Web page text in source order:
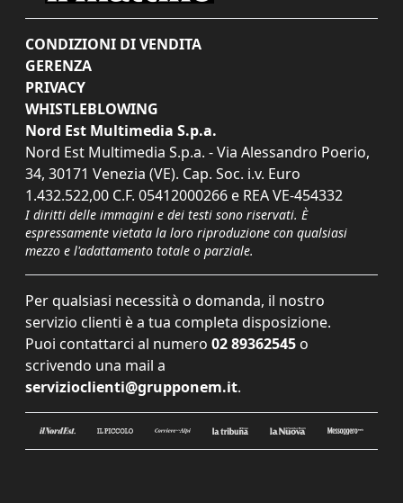
CONDIZIONI DI VENDITA
GERENZA
PRIVACY
WHISTLEBLOWING
Nord Est Multimedia S.p.a.
Nord Est Multimedia S.p.a. - Via Alessandro Poerio,
34, 30171 Venezia (VE). Cap. Soc. i.v. Euro
1.432.522,00 C.F. 05412000266 e REA VE-454332
I diritti delle immagini e dei testi sono riservati. È
espressamente vietata la loro riproduzione con qualsiasi
mezzo e l'adattamento totale o parziale.
Per qualsiasi necessità o domanda, il nostro
servizio clienti è a tua completa disposizione.
Puoi contattarci al numero 02 89362545 o
scrivendo una mail a
servizioclienti@grupponem.it.